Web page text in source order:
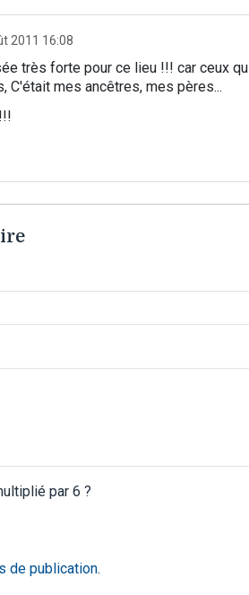
2011 16:08
très forte pour ce lieu !!! car ceux
C'était mes ancêtres, mes pères...
par 6 ?
de publication.